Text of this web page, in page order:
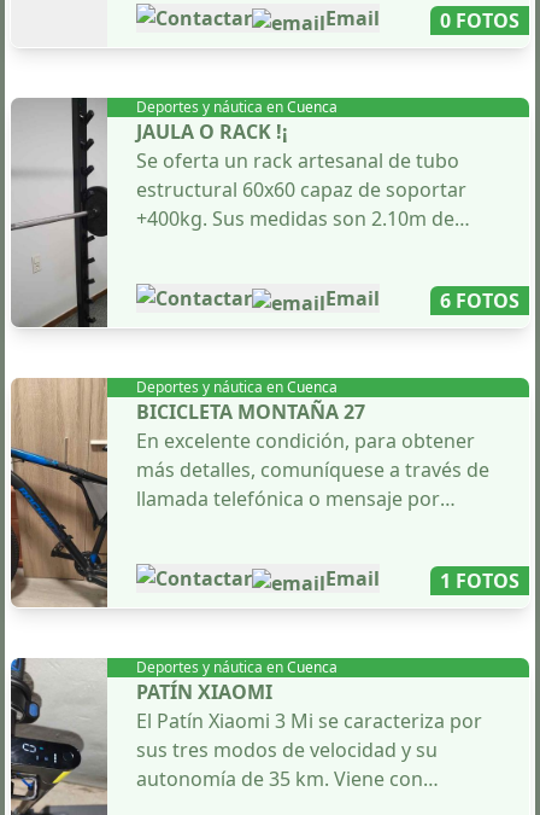
Contactar Email 0 FOTOS
Deportes y náutica enCuenca
JAULA O RACK !¡
Se oferta un rack artesanal de tubo
estructural 60x60 capaz de soportar
+400kg. Sus medidas son 2.10m de
para distintos tipos de barra. Cuenta
con 10 posiciones variadas sin
rack, sin pesas ni banco. Para más
detalles, contactar por WhatsApp.
Contactar Email 6 FOTOS
Deportes y náutica enCuenca
BICICLETA MONTAÑA 27
En excelente condición, para obtener
más detalles, comuníquese a través de
llamada telefónica o mensaje por
Contactar
Email 1 FOTOS
Deportes y náutica enCuenca
PATÍN XIAOMI
El Patín Xiaomi 3 Mi se caracteriza por
sus tres modos de velocidad y su
autonomía de 35 km. Viene con